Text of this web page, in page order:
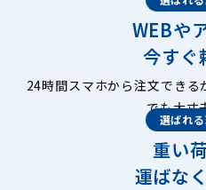
WEBや
今すぐ
24時間スマホから注文できる
でも大丈
選ばれ
重い
運ばな